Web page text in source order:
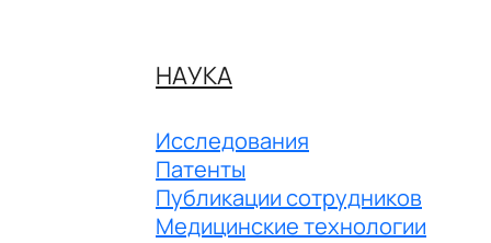
НАУКА
Исследования
Патенты
Публикации сотрудников
Медицинские технологии